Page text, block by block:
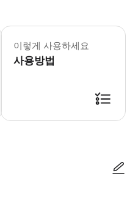
이 투어는 가이드가 동행하는 짧은 시
이렇게 사용하세요
사용방법